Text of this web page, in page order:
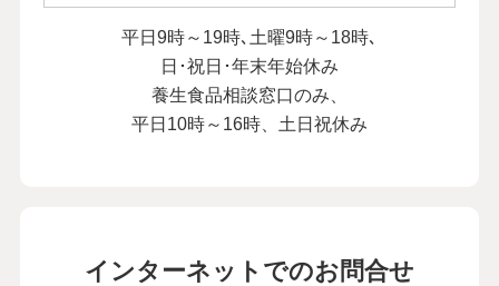
平日9時～19時､土曜9時～18時､
日･祝日･年末年始休み
養生食品相談窓口のみ、
平日10時～16時、土日祝休み
インターネットでのお問合せ